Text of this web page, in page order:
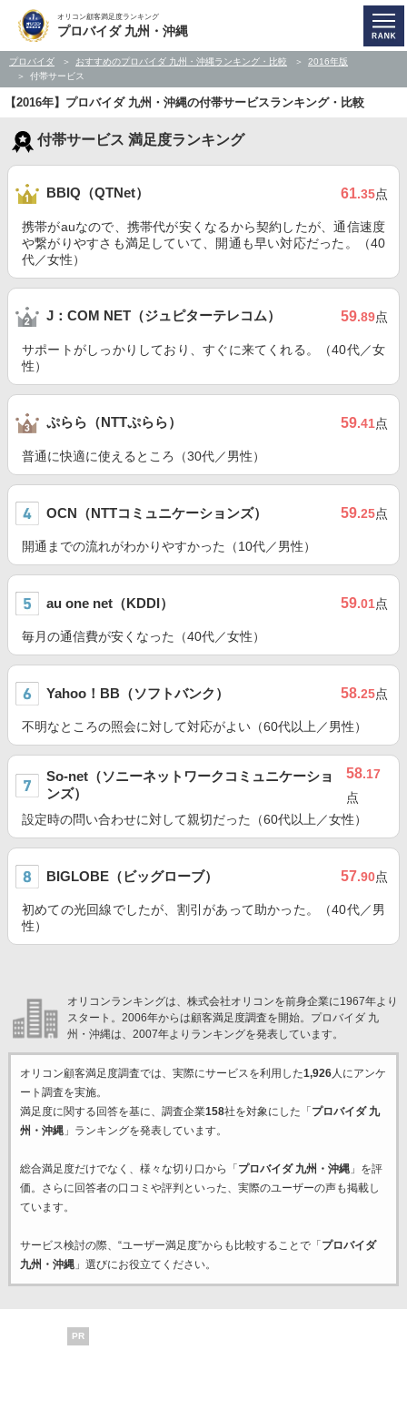
オリコン顧客満足度ランキング
プロバイダ 九州・沖縄
プロバイダ おすすめのプロバイダ 九州・沖縄ランキング・比較
2016年版
付帯サービス
【2016年】プロバイダ 九州・沖縄の付帯サービスランキング・比較
付帯サービス 満足度ランキング
BBIQ（QTNet） 61.35点
携帯がauなので、携帯代が安くなるから契約したが、通信速度
や繋がりやすさも満足していて、開通も早い対応だった。（40
代／女性）
J：COM NET（ジュピターテレコム） 59.89点
サポートがしっかりしており、すぐに来てくれる。（40代／女
性）
ぷらら（NTTぷらら） 59.41点
普通に快適に使えるところ（30代／男性）
OCN（NTTコミュニケーションズ） 59.25点
開通までの流れがわかりやすかった（10代／男性）
au one net（KDDI） 59.01点
毎月の通信費が安くなった（40代／女性）
Yahoo！BB（ソフトバンク） 58.25点
不明なところの照会に対して対応がよい（60代以上／男性）
So-net（ソニーネットワークコミュニケーショ
ンズ）
58.17
点
設定時の問い合わせに対して親切だった（60代以上／女性）
BIGLOBE（ビッグローブ） 57.90点
初めての光回線でしたが、割引があって助かった。（40代／男
性）
オリコンランキングは、株式会社オリコンを前身企業に1967年より
スタート。2006年からは顧客満足度調査を開始。プロバイダ 九
州・沖縄は、2007年よりランキングを発表しています。
オリコン顧客満足度調査では、実際にサービスを利用した1,926人にアンケ
ート調査を実施。
満足度に関する回答を基に、調査企業158社を対象にした「 プロバイダ 九
州・沖縄」ランキングを発表しています。
総合満足度だけでなく、様々な切り口から「 プロバイダ 九州・沖縄」を評
価。さらに回答者の口コミや評判といった、実際のユーザーの声も掲載し
ています。
サービス検討の際、“ユーザー満足度”からも比較することで「 プロバイダ
九州・沖縄」選びにお役立てください。
PR